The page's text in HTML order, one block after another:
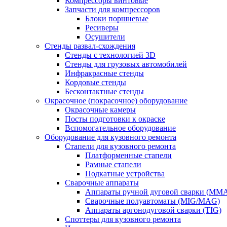
Запчасти для компрессоров
Блоки поршневые
Ресиверы
Осушители
Стенды развал-схождения
Стенды с технологией 3D
Стенды для грузовых автомобилей
Инфракрасные стенды
Кордовые стенды
Бесконтактные стенды
Окрасочное (покрасочное) оборудование
Окрасочные камеры
Посты подготовки к окраске
Вспомогательное оборудование
Оборудование для кузовного ремонта
Стапели для кузовного ремонта
Платформенные стапели
Рамные стапели
Подкатные устройства
Сварочные аппараты
Аппараты ручной дуговой сварки
Сварочные полуавтоматы (MIG/MAG)
Аппараты аргонодуговой сварки (TIG)
Споттеры для кузовного ремонта